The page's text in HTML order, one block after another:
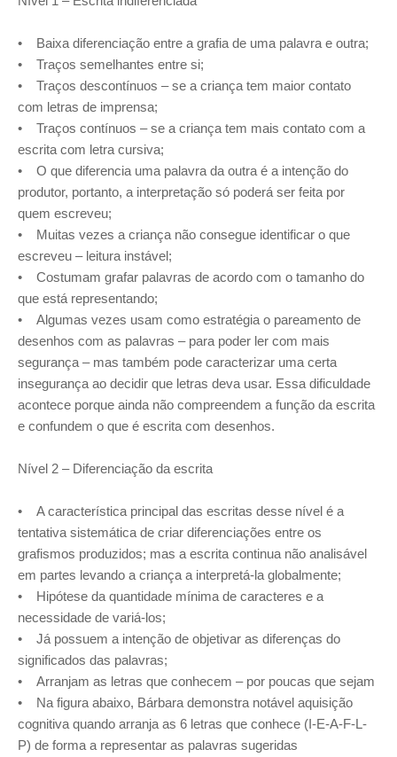
• Baixa diferenciação entre a grafia de uma palavra e outra;
• Traços semelhantes entre si;
• Traços descontínuos – se a criança tem maior contato
com letras de imprensa;
• Traços contínuos – se a criança tem mais contato com a
escrita com letra cursiva;
• O que diferencia uma palavra da outra é a intenção do
produtor, portanto, a interpretação só poderá ser feita por
quem escreveu;
• Muitas vezes a criança não consegue identificar o que
escreveu – leitura instável;
• Costumam grafar palavras de acordo com o tamanho do
que está representando;
• Algumas vezes usam como estratégia o pareamento de
desenhos com as palavras – para poder ler com mais
segurança – mas também pode caracterizar uma certa
insegurança ao decidir que letras deva usar. Essa dificuldade
acontece porque ainda não compreendem a função da escrita
e confundem o que é escrita com desenhos.
Nível 2 – Diferenciação da escrita
• A característica principal das escritas desse nível é a
tentativa sistemática de criar diferenciações entre os
grafismos produzidos; mas a escrita continua não analisável
em partes levando a criança a interpretá-la globalmente;
• Hipótese da quantidade mínima de caracteres e a
necessidade de variá-los;
• Já possuem a intenção de objetivar as diferenças do
significados das palavras;
• Arranjam as letras que conhecem – por poucas que sejam
• Na figura abaixo, Bárbara demonstra notável aquisição
cognitiva quando arranja as 6 letras que conhece (I-E-A-F-L-
P) de forma a representar as palavras sugeridas